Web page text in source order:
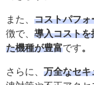
また、 コストパフォ
徴で、 導入コストを
た機種が豊富です。
さらに、 万全なセキ